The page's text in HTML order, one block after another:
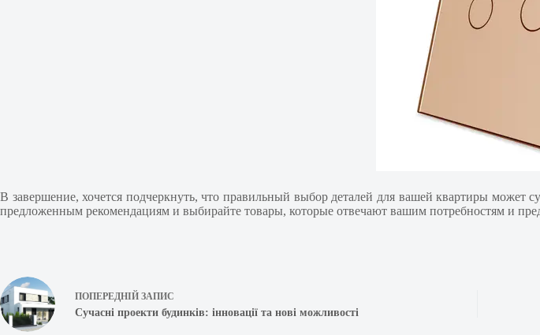
В завершение, хочется подчеркнуть, что правильный выбор деталей для вашей квартиры может
предложенным рекомендациям и выбирайте товары, которые отвечают вашим потребностям и
ПОПЕРЕДНІЙ ЗАПИС
Сучасні проекти будинків: інновації та нові можливості